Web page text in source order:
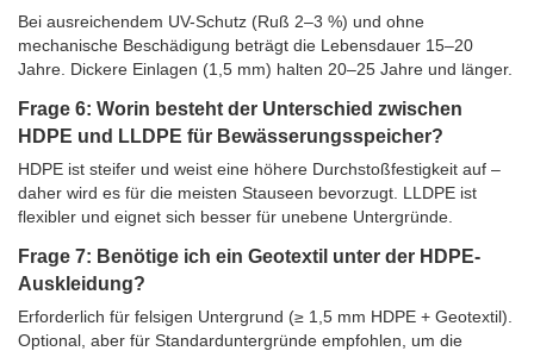
Bei ausreichendem UV-Schutz (Ruß 2–3 %) und ohne
mechanische Beschädigung beträgt die Lebensdauer 15–20
Jahre. Dickere Einlagen (1,5 mm) halten 20–25 Jahre und länger.
Frage 6: Worin besteht der Unterschied zwischen
HDPE und LLDPE für Bewässerungsspeicher?
HDPE ist steifer und weist eine höhere Durchstoßfestigkeit auf –
daher wird es für die meisten Stauseen bevorzugt. LLDPE ist
flexibler und eignet sich besser für unebene Untergründe.
Frage 7: Benötige ich ein Geotextil unter der HDPE-
Auskleidung?
Erforderlich für felsigen Untergrund (≥ 1,5 mm HDPE + Geotextil).
Optional, aber für Standarduntergründe empfohlen, um die